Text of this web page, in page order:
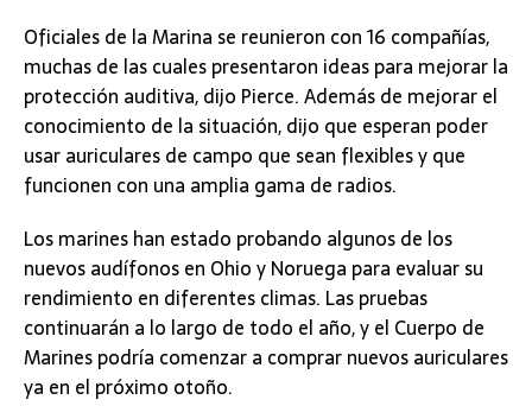
Oficiales de la Marina se reunieron con 16 compañías,
muchas de las cuales presentaron ideas para mejorar la
protección auditiva, dijo Pierce. Además de mejorar el
conocimiento de la situación, dijo que esperan poder
usar auriculares de campo que sean flexibles y que
funcionen con una amplia gama de radios.
Los marines han estado probando algunos de los
nuevos audífonos en Ohio y Noruega para evaluar su
rendimiento en diferentes climas. Las pruebas
continuarán a lo largo de todo el año, y el Cuerpo de
Marines podría comenzar a comprar nuevos auriculares
ya en el próximo otoño.